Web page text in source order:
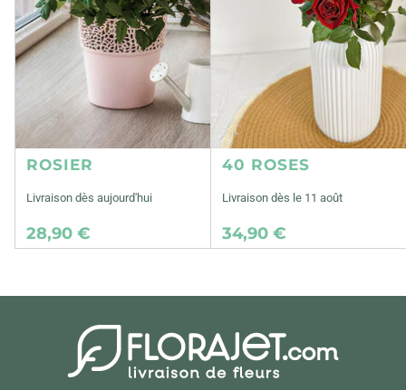
ROSIER
Livraison dès aujourd'hui
28,90 €
40 ROSES
Livraison dès le 11 août
34,90 €